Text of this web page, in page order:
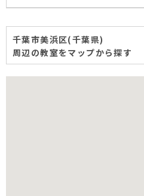
千葉市美浜区(千葉県)
周辺の教室をマップから探す